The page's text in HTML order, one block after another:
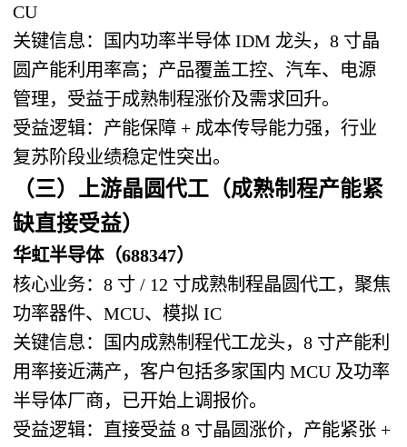
CU
关键信息：国内功率半导体 IDM 龙头，8 寸晶
圆产能利用率高；产品覆盖工控、汽车、电源
管理，受益于成熟制程涨价及需求回升。
受益逻辑：产能保障 + 成本传导能力强，行业
复苏阶段业绩稳定性突出。
（三）上游晶圆代工（成熟制程产能紧
缺直接受益）
华虹半导体（688347）
核心业务：8 寸 / 12 寸成熟制程晶圆代工，聚焦
功率器件、MCU、模拟 IC
关键信息：国内成熟制程代工龙头，8 寸产能利
用率接近满产，客户包括多家国内 MCU 及功率
半导体厂商，已开始上调报价。
受益逻辑：直接受益 8 寸晶圆涨价，产能紧张 +